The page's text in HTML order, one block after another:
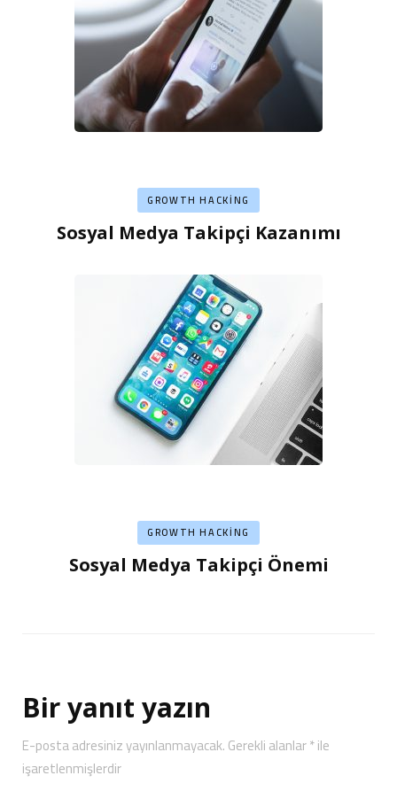
GROWTH HACKING
Sosyal Medya Takipçi Kazanımı
GROWTH HACKING
Sosyal Medya Takipçi Önemi
Bir yanıt yazın
E-posta adresiniz yayınlanmayacak.Gerekli alanlar*ile
işaretlenmişlerdir